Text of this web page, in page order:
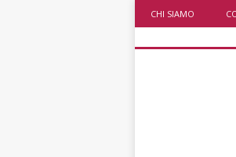
CHI SIAMO